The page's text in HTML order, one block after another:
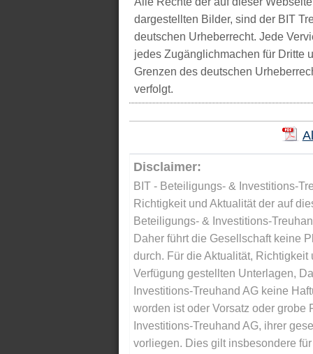
dargestellten Bilder, sind der BIT
deutschen Urheberrecht. Jede
jedes Zugänglichmachen für Dritte
Grenzen des deutschen
verfolgt.
Disclaimer:
BIT - Beteiligungs- & Investitions-
Richtigkeit und Aktualität der auf
Beteiligungs- & Investitions-
Daher führt die Gesellschaft keine
durch. Für die Aktualität,
Verfügung gestellten Unterlagen,
Investitions-Treuhand AG keine
worden ist oder Vorsatz oder
Investitions-Treuhand AG, ihrer
vorliegen. Dies gilt insbesondere